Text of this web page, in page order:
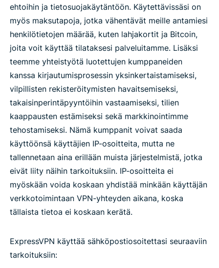
ehtoihin ja tietosuojakäytäntöön. Käytettävissäsi on
myös maksutapoja, jotka vähentävät meille antamiesi
henkilötietojen määrää, kuten lahjakortit ja Bitcoin,
joita voit käyttää tilataksesi palveluitamme. Lisäksi
teemme yhteistyötä luotettujen kumppaneiden
kanssa kirjautumisprosessin yksinkertaistamiseksi,
vilpillisten rekisteröitymisten havaitsemiseksi,
takaisinperintäpyyntöihin vastaamiseksi, tilien
kaappausten estämiseksi sekä markkinointimme
tehostamiseksi. Nämä kumppanit voivat saada
käyttöönsä käyttäjien IP-osoitteita, mutta ne
tallennetaan aina erillään muista järjestelmistä, jotka
eivät liity näihin tarkoituksiin. IP-osoitteita ei
myöskään voida koskaan yhdistää minkään käyttäjän
verkkotoimintaan VPN-yhteyden aikana, koska
tällaista tietoa ei koskaan kerätä.
ExpressVPN käyttää sähköpostiosoitettasi seuraaviin
tarkoituksiin: